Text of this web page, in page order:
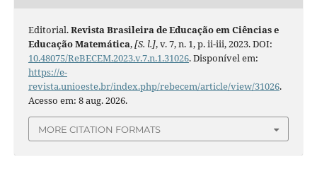
Editorial.Revista Brasileira de Educação em Ciências e
Educação Matemática,[S. l.], v. 7, n. 1, p. ii-iii, 2023. DOI:
10.48075/ReBECEM.2023.v.7.n.1.31026. Disponível em:
https://e-
revista.unioeste.br/index.php/rebecem/article/view/31026.
Acesso em: 8 aug. 2026.
MORE CITATION FORMATS